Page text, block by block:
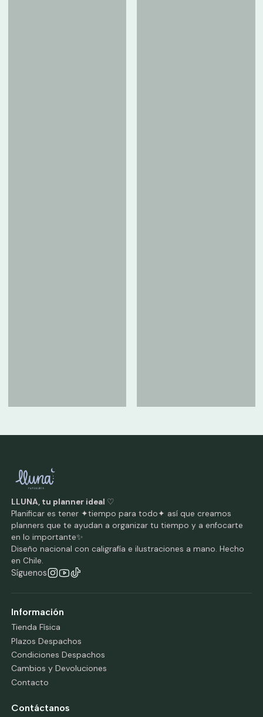
LLUNA, tu planner ideal ♡
Planificar es tener ✦tiempo para todo✦ así que creamos
planners que te ayudan a organizar tu tiempo y a enfocarte
en lo importante✨
Diseño nacional con caligrafía e ilustraciones a mano. Hecho
en Chile.
Síguenos
Información
Tienda Física
Plazos Despachos
Condiciones Despachos
Cambios y Devoluciones
Contacto
Contáctanos